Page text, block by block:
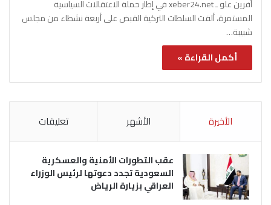
آفرين علو ـ xeber24.net في إطار حملة الاعتقالات السياسية
المستمرة، ألقت السلطات التركية القبض على أربعة نشطاء من مجلس
شبيبة…
أكمل القراءة »
الأخيرة الأشهر تعليقات
عقب التطورات الأمنية والعسكرية
السعودية تجدد دعوتها لرئيس الوزراء
العراقي بزيارة الرياض